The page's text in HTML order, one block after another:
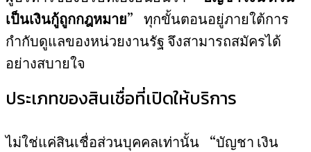
เป็นเงินกู้ถูกกฎหมาย” ทุกขั้นตอนอยู่ภายใต้การ
กำกับดูแลของหน่วยงานรัฐ จึงสามารถสมัครได้
อย่างสบายใจ
ประเภทของสินเชื่อที่เปิดให้บริการ
ไม่ใช่แค่สินเชื่อส่วนบุคคลเท่านั้น “บัญชา เงิน